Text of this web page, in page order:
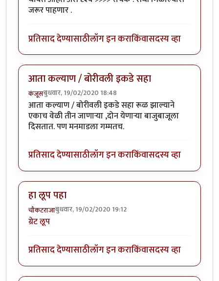
जरूर पाहणार .
प्रतिसाद देण्यासाठीलॉग इन कराकिंवासदस्य व्हा
आता कल्याण / बोरीवली इकडे सहा
कंजूसबुधवार, 19/02/2020 18:48
आता कल्याण / बोरीवली इकडे सहा रूळ झाल्याने
एकाच वेळी तीन जाणाऱ्या ,दोन येणाऱ्या बाजुबाजूला
दिसतात. पण मनमाडला गम्मतच.
प्रतिसाद देण्यासाठीलॉग इन कराकिंवासदस्य व्हा
हा लूप पहा
चौकटराजाबुधवार, 19/02/2020 19:12
ग्रेट लूप
प्रतिसाद देण्यासाठीलॉग इन कराकिंवासदस्य व्हा